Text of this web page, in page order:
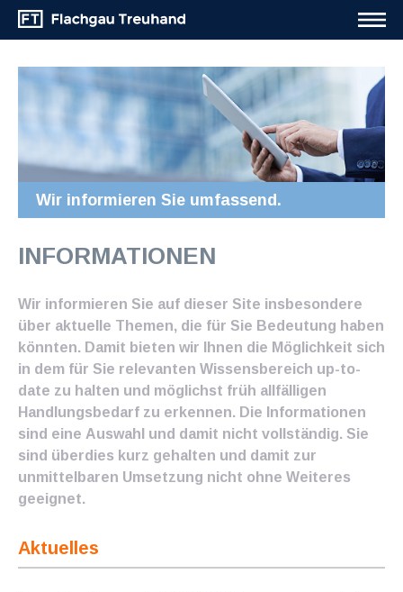
Wir informieren Sie umfassend.
INFORMATIONEN
Wir informieren Sie auf dieser Site insbesondere
über aktuelle Themen, die für Sie Bedeutung haben
könnten. Damit bieten wir Ihnen die Möglichkeit sich
in dem für Sie relevanten Wissensbereich up-to-
date zu halten und möglichst früh allfälligen
Handlungsbedarf zu erkennen. Die Informationen
sind eine Auswahl und damit nicht vollständig. Sie
sind überdies kurz gehalten und damit zur
unmittelbaren Umsetzung nicht ohne Weiteres
geeignet.
Aktuelles